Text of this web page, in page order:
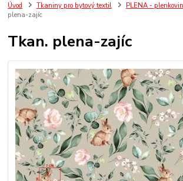
Úvod Tkaniny pro bytový textil PLENA -
plena-zajíc
Tkan. plena-zajíc